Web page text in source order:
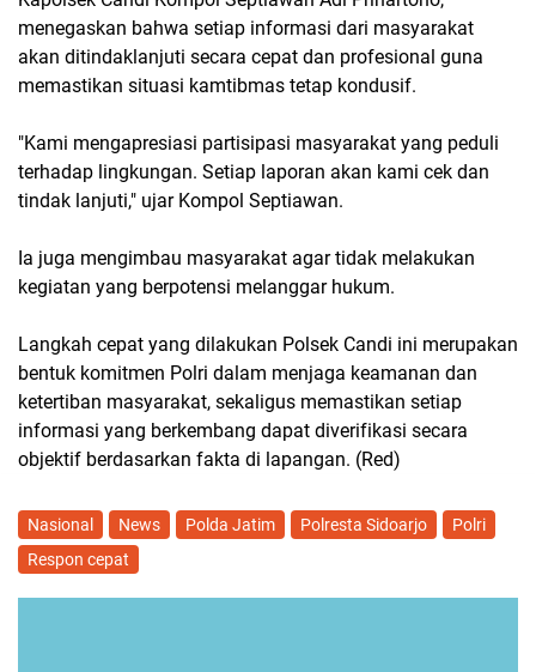
menegaskan bahwa setiap informasi dari masyarakat
akan ditindaklanjuti secara cepat dan profesional guna
memastikan situasi kamtibmas tetap kondusif.
"Kami mengapresiasi partisipasi masyarakat yang peduli
terhadap lingkungan. Setiap laporan akan kami cek dan
tindak lanjuti," ujar Kompol Septiawan.
Ia juga mengimbau masyarakat agar tidak melakukan
kegiatan yang berpotensi melanggar hukum.
Langkah cepat yang dilakukan Polsek Candi ini merupakan
bentuk komitmen Polri dalam menjaga keamanan dan
ketertiban masyarakat, sekaligus memastikan setiap
informasi yang berkembang dapat diverifikasi secara
objektif berdasarkan fakta di lapangan. (Red)
Nasional News Polda Jatim Polresta Sidoarjo
Polri
Respon cepat